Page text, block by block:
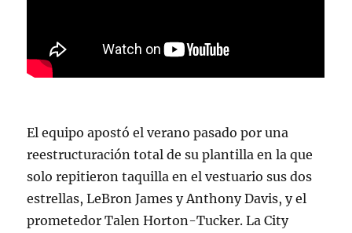
El equipo apostó el verano pasado por una
reestructuración total de su plantilla en la que
solo repitieron taquilla en el vestuario sus dos
estrellas, LeBron James y Anthony Davis, y el
prometedor Talen Horton-Tucker. La City